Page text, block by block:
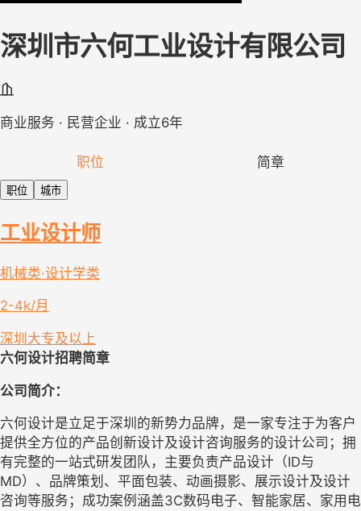
深圳市六何工业设计有限公司
商业服务 · 民营企业 · 成立6年
职位 简章
职位 城市
工业设计师
机械类·设计学类
2-4k/月
深圳 大专及以上
六何设计招聘简章
公司简介：
六何设计是立足于深圳的新势力品牌，是一家专注于为客户
提供全方位的产品创新设计及设计咨询服务的设计公司；拥
有完整的一站式研发团队，主要负责产品设计（ID与
MD）、品牌策划、平面包装、动画摄影、展示设计及设计
咨询等服务；成功案例涵盖3C数码电子、智能家居、家用电